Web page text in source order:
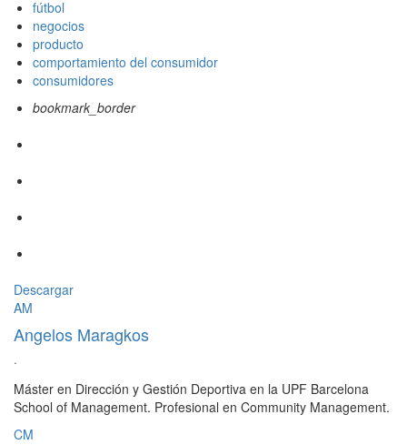
fútbol
negocios
producto
comportamiento del consumidor
consumidores
bookmark_border
Descargar
AM
Angelos Maragkos
·
Máster en Dirección y Gestión Deportiva en la UPF Barcelona
School of Management. Profesional en Community Management.
CM